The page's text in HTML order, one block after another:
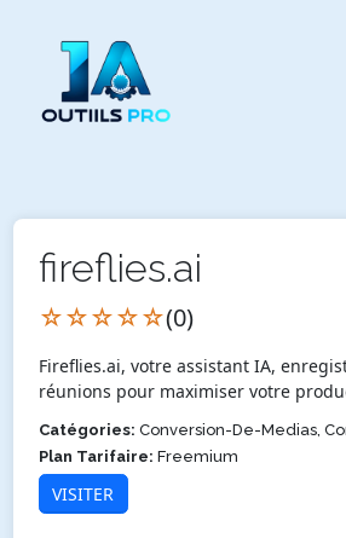
fireflies.ai
☆☆☆☆☆(0)
Fireflies.ai, votre assistant IA,
réunions pour maximiser votre
Catégories: Conversion-De-Medias,
Plan Tarifaire: Freemium
VISITER